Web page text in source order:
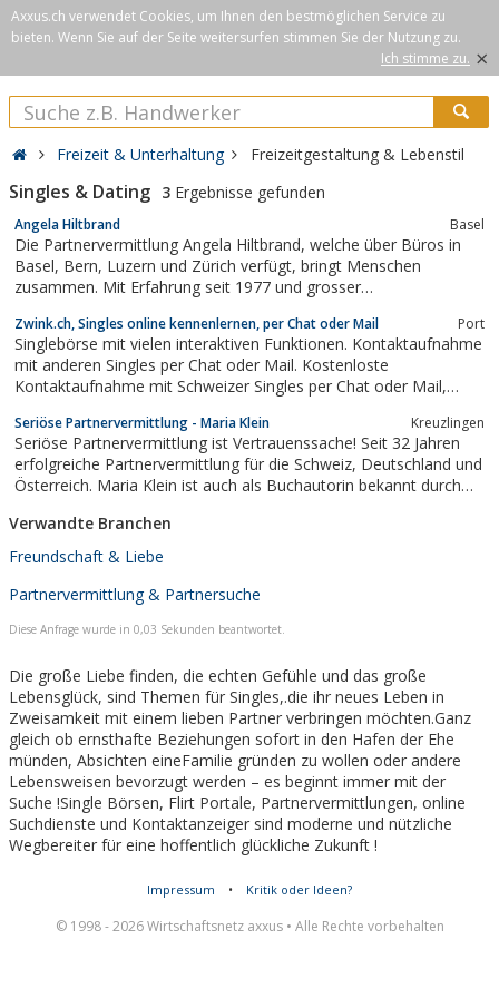
Axxus.ch verwendet Cookies, um Ihnen den bestmöglichen Service zu
bieten. Wenn Sie auf der Seite weitersurfen stimmen Sie der Nutzung zu.
Ich stimme zu. ×
Freizeit & Unterhaltung Freizeitgestaltung & Lebenstil
Singles & Dating 3 Ergebnisse gefunden
Angela Hiltbrand Basel
Die Partnervermittlung Angela Hiltbrand, welche über Büros in
Basel, Bern, Luzern und Zürich verfügt, bringt Menschen
zusammen. Mit Erfahrung seit 1977 und grosser
zusammen passen.
Zwink.ch, Singles online kennenlernen, per Chat oder Mail Port
Singlebörse mit vielen interaktiven Funktionen. Kontaktaufnahme
mit anderen Singles per Chat oder Mail. Kostenloste
Kontaktaufnahme mit Schweizer Singles per Chat oder Mail,
Seriöse Partnervermittlung - Maria Klein Kreuzlingen
Seriöse Partnervermittlung ist Vertrauenssache! Seit 32 Jahren
erfolgreiche Partnervermittlung für die Schweiz, Deutschland und
Österreich. Maria Klein ist auch als Buchautorin bekannt durch
Verwandte Branchen
Freundschaft & Liebe
Partnervermittlung & Partnersuche
Diese Anfrage wurde in 0,03 Sekunden beantwortet.
Die große Liebe finden, die echten Gefühle und das große
Lebensglück, sind Themen für Singles,.die ihr neues Leben in
Zweisamkeit mit einem lieben Partner verbringen möchten.Ganz
gleich ob ernsthafte Beziehungen sofort in den Hafen der Ehe
münden, Absichten eineFamilie gründen zu wollen oder andere
Lebensweisen bevorzugt werden – es beginnt immer mit der
Suche !Single Börsen, Flirt Portale, Partnervermittlungen, online
Suchdienste und Kontaktanzeiger sind moderne und nützliche
Wegbereiter für eine hoffentlich glückliche Zukunft !
Impressum • Kritik oder Ideen?
© 1998 - 2026 Wirtschaftsnetz axxus • Alle Rechte vorbehalten